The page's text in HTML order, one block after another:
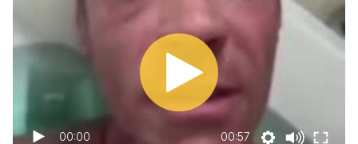
00:00 00:57